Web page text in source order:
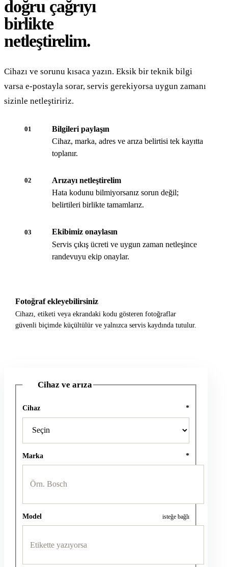
doğru çağrıyı
birlikte
netleştirelim.
Cihazı ve sorunu kısaca yazın. Eksik bir teknik bilgi
varsa e-postayla sorar, servis gerekiyorsa uygun zamanı
sizinle netleştiririz.
01
Bilgileri paylaşın
Cihaz, marka, adres ve arıza belirtisi tek kayıtta
toplanır.
02
Arızayı netleştirelim
Hata kodunu bilmiyorsanız sorun değil;
belirtileri birlikte tamamlarız.
03
Ekibimiz onaylasın
Servis çıkış ücreti ve uygun zaman netleşince
randevuyu ekip onaylar.
Fotoğraf ekleyebilirsiniz
Cihazı, etiketi veya ekrandaki kodu gösteren fotoğraflar
güvenli biçimde küçültülür ve yalnızca servis kaydında tutulur.
Cihaz ve arıza
Cihaz *
Marka *
Model isteğe bağlı